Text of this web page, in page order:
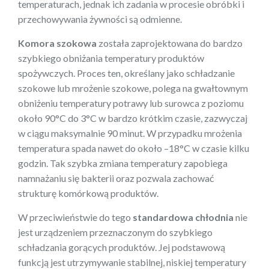
temperaturach, jednak ich zadania w procesie obróbki i
przechowywania żywności są odmienne.
Komora szokowa została zaprojektowana do bardzo
szybkiego obniżania temperatury produktów
spożywczych. Proces ten, określany jako schładzanie
szokowe lub mrożenie szokowe, polega na gwałtownym
obniżeniu temperatury potrawy lub surowca z poziomu
około 90°C do 3°C w bardzo krótkim czasie, zazwyczaj
w ciągu maksymalnie 90 minut. W przypadku mrożenia
temperatura spada nawet do około –18°C w czasie kilku
godzin. Tak szybka zmiana temperatury zapobiega
namnażaniu się bakterii oraz pozwala zachować
strukturę komórkową produktów.
W przeciwieństwie do tego standardowa chłodnia nie
jest urządzeniem przeznaczonym do szybkiego
schładzania gorących produktów. Jej podstawową
funkcją jest utrzymywanie stabilnej, niskiej temperatury